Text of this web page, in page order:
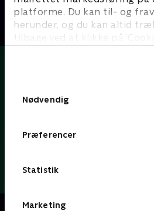
platforme. Du kan til- og
herunder, og du kan altid
tilbage ved at klikke på
Nødvendig
Præferencer
Statistik
Marketing
Comedy • 5 sæsoner